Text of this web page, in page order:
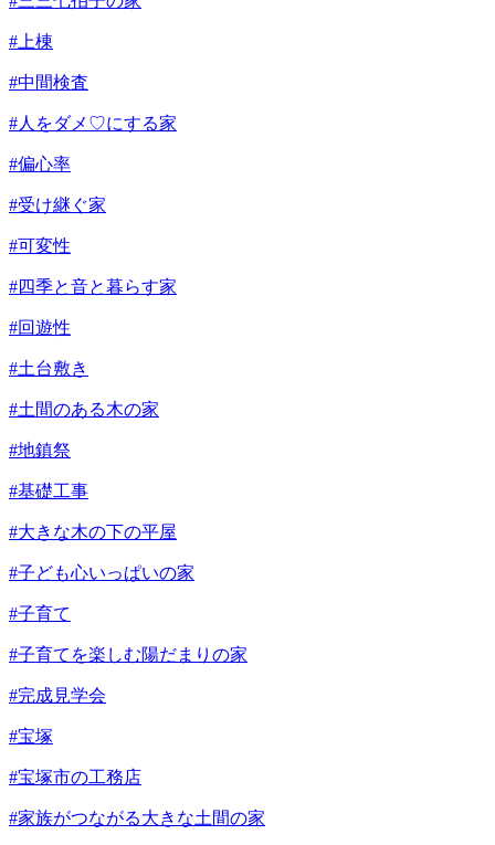
#上棟
#中間検査
#人をダメ♡にする家
#偏心率
#受け継ぐ家
#可変性
#四季と音と暮らす家
#回遊性
#土台敷き
#土間のある木の家
#地鎮祭
#基礎工事
#大きな木の下の平屋
#子ども心いっぱいの家
#子育て
#子育てを楽しむ陽だまりの家
#完成見学会
#宝塚
#宝塚市の工務店
#家族がつながる大きな土間の家